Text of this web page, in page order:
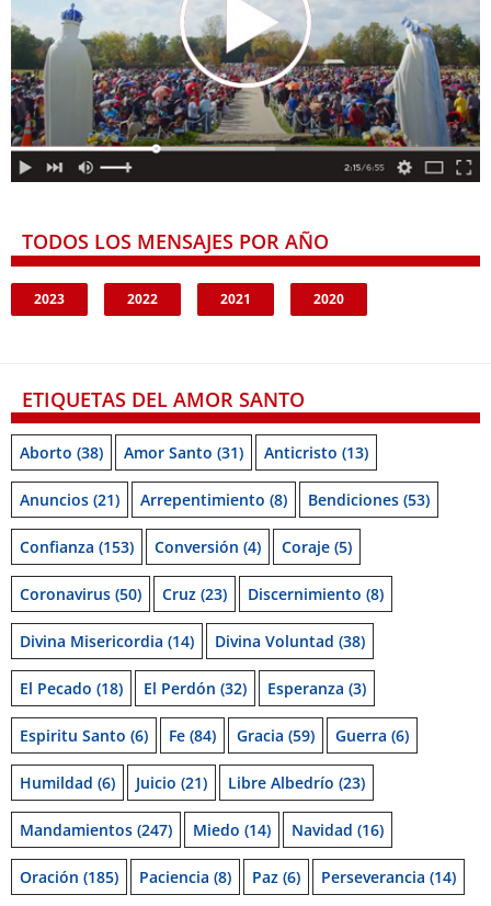
TODOS LOS MENSAJES POR AÑO
2023 2022 2021 2020
ETIQUETAS DEL AMOR SANTO
Aborto (38) Amor Santo (31) Anticristo (13)
Anuncios (21) Arrepentimiento (8) Bendiciones (53)
Confianza (153) Conversión (4) Coraje (5)
Coronavirus (50) Cruz (23) Discernimiento (8)
Divina Misericordia (14) Divina Voluntad (38)
El Pecado (18) El Perdón (32) Esperanza (3)
Espiritu Santo (6) Fe (84) Gracia (59) Guerra (6)
Humildad (6) Juicio (21) Libre Albedrío (23)
Mandamientos (247) Miedo (14) Navidad (16)
Oración (185) Paciencia (8) Paz (6) Perseverancia (14)